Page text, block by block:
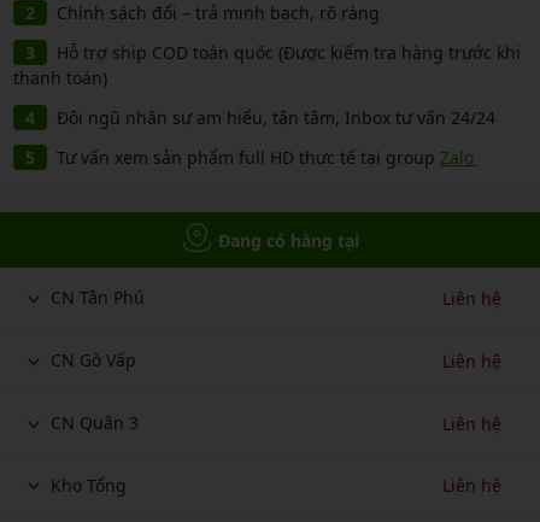
Chính sách đổi – trả minh bạch, rõ ràng
Hỗ trợ ship COD toàn quốc (Được kiểm tra hàng trước khi
thanh toán)
Đội ngũ nhân sự am hiểu, tận tâm, Inbox tư vấn 24/24
Tư vấn xem sản phẩm full HD thực tế tại group Zalo
Đang có hàng tại
CN Tân Phú Liên hệ
CN Gò Vấp Liên hệ
CN Quận 3 Liên hệ
Kho Tổng Liên hệ